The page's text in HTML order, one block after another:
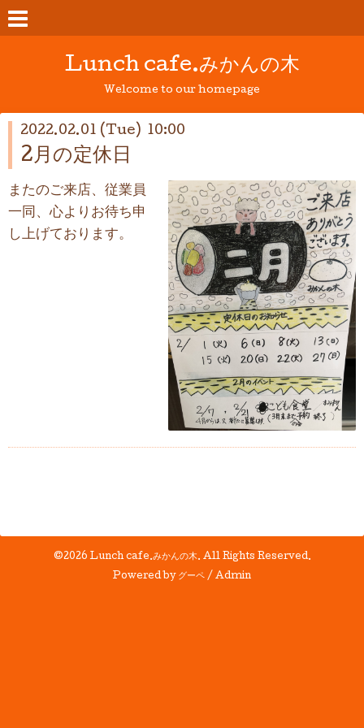
Lunch cafe.みかんの木
Welcome to our homepage
2022.02.01 (Tue) 10:00
2月の定休日
またのご来店、従業員
一同、心よりお待ち申
し上げております。
©2026Lunch cafe.みかんの木. All Rights Reserved.
Powered by グーペ / Admin